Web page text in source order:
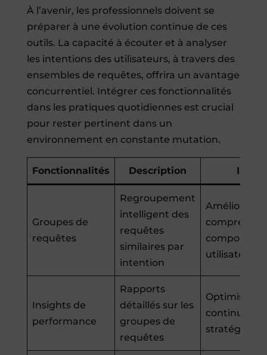
À l’avenir, les professionnels doivent se
préparer à une évolution continue de ces
outils. La capacité à écouter et à analyser
les intentions des utilisateurs, à travers des
ensembles de requêtes, offrira un avantage
concurrentiel. Intégrer ces fonctionnalités
dans les pratiques quotidiennes est crucial
pour rester pertinent dans un
environnement en constante mutation.
Fonctionnalités Description
Groupes de
requêtes
Regroupement
intelligent des
requêtes
similaires par
intention
utilisateur
Insights de
performance
Rapports
détaillés sur les
groupes de
requêtes
continue
stratégies